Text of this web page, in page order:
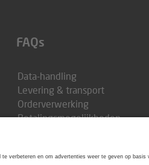
FAQs
Data-handling
Levering & transport
Orderverwerking
Betalingsmogelijkheden